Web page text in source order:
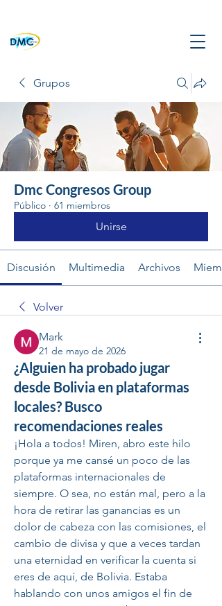
Grupos
Dmc Congresos Group
Público · 61 miembros
Unirse
Discusión Multimedia Archivos
Volver
Mark
21 de mayo de 2026
¿Alguien ha probado jugar
desde Bolivia en plataformas
locales? Busco
recomendaciones reales
¡Hola a todos! Miren, abro este hilo
porque ya me cansé un poco de las
plataformas internacionales de
siempre. O sea, no están mal, pero a la
hora de retirar las ganancias es un
dolor de cabeza con las comisiones, el
cambio de divisa y que a veces tardan
una eternidad en verificar la cuenta si
eres de aquí, de Bolivia. Estaba
hablando con unos amigos el fin de